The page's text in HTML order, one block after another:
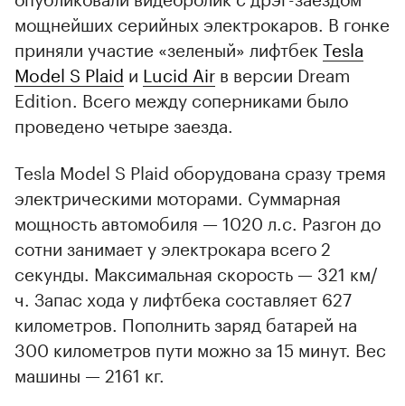
мощнейших серийных электрокаров. В гонке
приняли участие «зеленый» лифтбек Tesla
Model S Plaid и Lucid Air в версии Dream
Edition. Всего между соперниками было
проведено четыре заезда.
Tesla Model S Plaid оборудована сразу тремя
электрическими моторами. Суммарная
мощность автомобиля — 1020 л.с. Разгон до
сотни занимает у электрокара всего 2
секунды. Максимальная скорость — 321 км/
ч. Запас хода у лифтбека составляет 627
километров. Пополнить заряд батарей на
300 километров пути можно за 15 минут. Вес
машины — 2161 кг.